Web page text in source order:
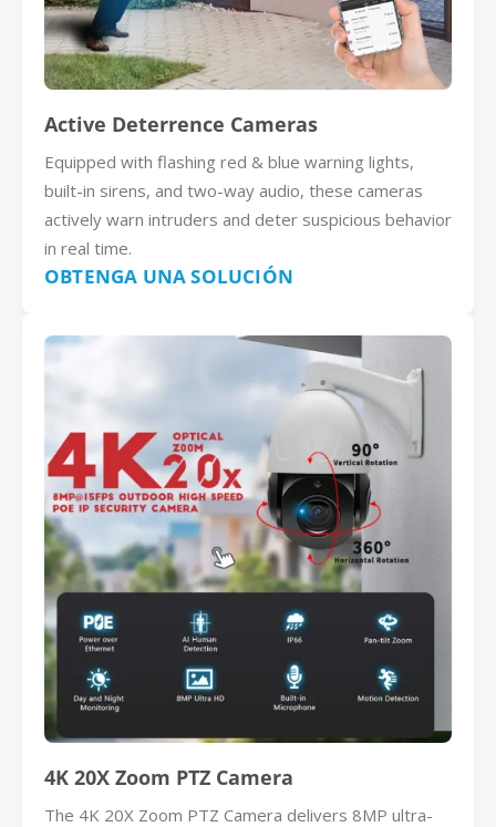
Active Deterrence Cameras
Equipped with flashing red & blue warning lights,
built-in sirens, and two-way audio, these cameras
actively warn intruders and deter suspicious behavior
in real time.
OBTENGA UNA SOLUCIÓN
4K 20X Zoom PTZ Camera
The 4K 20X Zoom PTZ Camera delivers 8MP ultra-